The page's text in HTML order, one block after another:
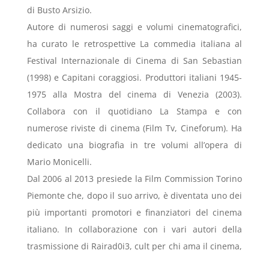
di Busto Arsizio.
Autore di numerosi saggi e volumi cinematografici,
ha curato le retrospettive La commedia italiana al
Festival Internazionale di Cinema di San Sebastian
(1998) e Capitani coraggiosi. Produttori italiani 1945-
1975 alla Mostra del cinema di Venezia (2003).
Collabora con il quotidiano La Stampa e con
numerose riviste di cinema (Film Tv, Cineforum). Ha
dedicato una biografia in tre volumi all’opera di
Mario Monicelli.
Dal 2006 al 2013 presiede la Film Commission Torino
Piemonte che, dopo il suo arrivo, è diventata uno dei
più importanti promotori e finanziatori del cinema
italiano. In collaborazione con i vari autori della
trasmissione di Rairad0i3, cult per chi ama il cinema,